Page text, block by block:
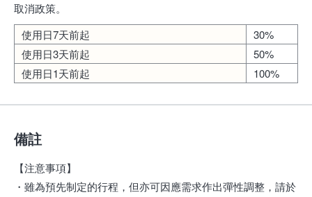
取消政策。
使用日7天前起
30%
使用日3天前起
50%
使用日1天前起
100%
備註
【注意事項】
・雖為預先制定的行程，但亦可因應需求作出彈性調整，請於